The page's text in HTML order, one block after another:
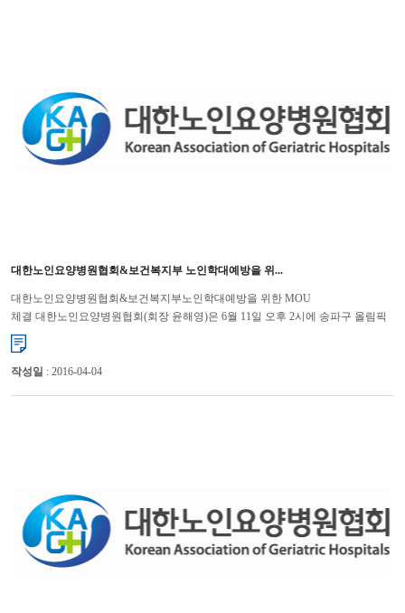
대한노인요양병원협회&보건복지부 노인학대예방을 위...
대한노인요양병원협회&보건복지부노인학대예방을 위한 MOU
체결 대한노인요양병원협회(회장 윤해영)은 6월 11일 오후 2시에 송파구 올림픽
파크텔에서 열린 「제8회 세계 노인학대 인식의 날」 기념식에서 보건복지부
(장...
작성일 : 2016-04-04